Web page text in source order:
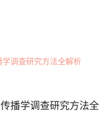
播学调查研究方法全